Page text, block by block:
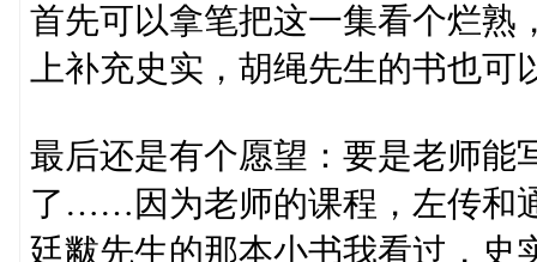
首先可以拿笔把这一集看个烂熟
上补充史实，胡绳先生的书也可
最后还是有个愿望：要是老师能
了……因为老师的课程，左传和
廷黻先生的那本小书我看过，史